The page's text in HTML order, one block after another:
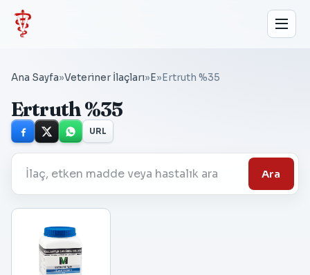
Ana Sayfa»Veteriner İlaçları» E» Ertruth %35
Ertruth %35
URL
Ara